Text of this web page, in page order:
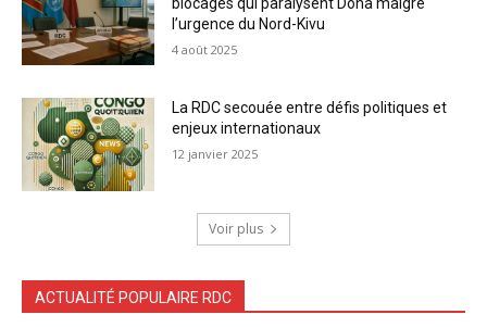
l’urgence du Nord-Kivu
4 août 2025
La RDC secouée entre défis politiques et
enjeux internationaux
12 janvier 2025
Voir plus
ACTUALITÉ POPULAIRE RDC